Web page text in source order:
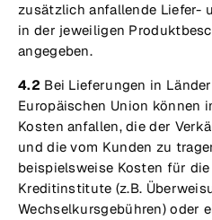
zusätzlich anfallende Liefer-
in der jeweiligen
angegeben.
4.2 Bei Lieferungen in
Europäischen Union können
Kosten anfallen, die der
und die vom Kunden zu
beispielsweise Kosten für
Kreditinstitute (z.B.
Wechselkursgebühren) oder